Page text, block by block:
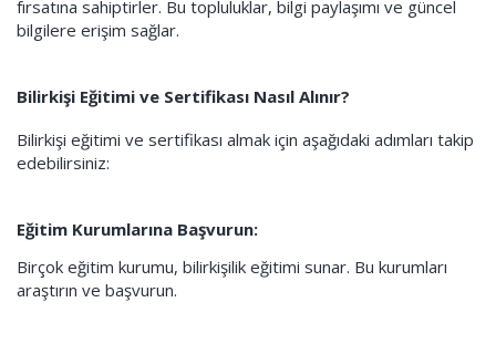
fırsatına sahiptirler. Bu topluluklar, bilgi paylaşımı ve güncel
bilgilere erişim sağlar.
Bilirkişi Eğitimi ve Sertifikası Nasıl Alınır?
Bilirkişi eğitimi ve sertifikası almak için aşağıdaki adımları takip
edebilirsiniz:
Eğitim Kurumlarına Başvurun:
Birçok eğitim kurumu, bilirkişilik eğitimi sunar. Bu kurumları
araştırın ve başvurun.